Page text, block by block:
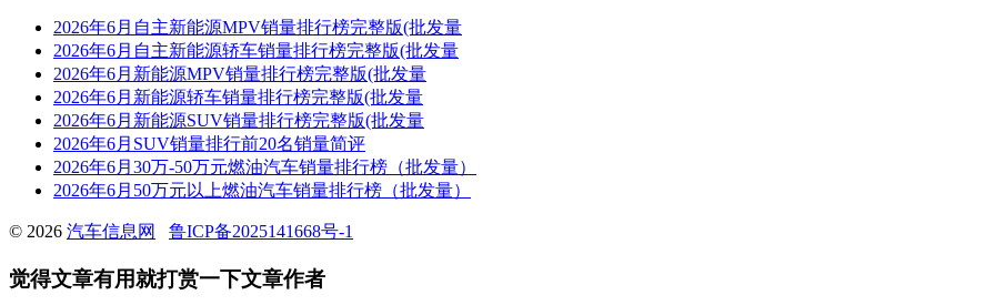
2026年6月自主新能源MPV销量排行榜完整版(批发量
2026年6月自主新能源轿车销量排行榜完整版(批发量
2026年6月新能源MPV销量排行榜完整版(批发量
2026年6月新能源轿车销量排行榜完整版(批发量
2026年6月新能源SUV销量排行榜完整版(批发量
2026年6月SUV销量排行前20名销量简评
2026年6月30万-50万元燃油汽车销量排行榜（批发量）
2026年6月50万元以上燃油汽车销量排行榜（批发量）
© 2026 汽车信息网 鲁ICP备2025141668号-1
觉得文章有用就打赏一下文章作者